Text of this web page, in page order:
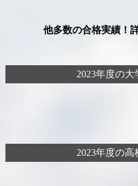
他多数の合格実績！
2023年度の
2023年度の